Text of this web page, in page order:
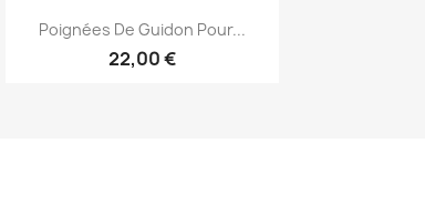
Aperçu rapide
Poignées De Guidon Pour...
22,00 €